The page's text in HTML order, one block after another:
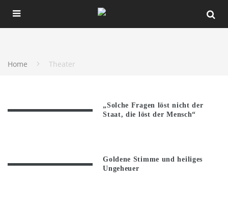
Home Theater
„Solche Fragen löst nicht der
Staat, die löst der Mensch“
Goldene Stimme und heiliges
Ungeheuer